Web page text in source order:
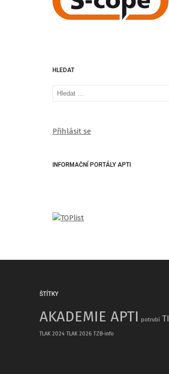
HLEDAT
Vyhledávání
Přihlásit se
INFORMAČNÍ PORTÁLY APTI
ŠTÍTKY
AKADEMIE APTI potrubí
TLAK 2024 TLAK 2026 TZB-info